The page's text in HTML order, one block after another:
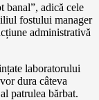
banal”, adică cele
fostului manager
administrativă
laboratorului
dura câteva
patrulea bărbat.